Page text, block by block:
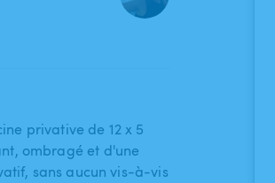
privative de 12 x 5
ombragé et d'une
sans aucun vis-à-vis​